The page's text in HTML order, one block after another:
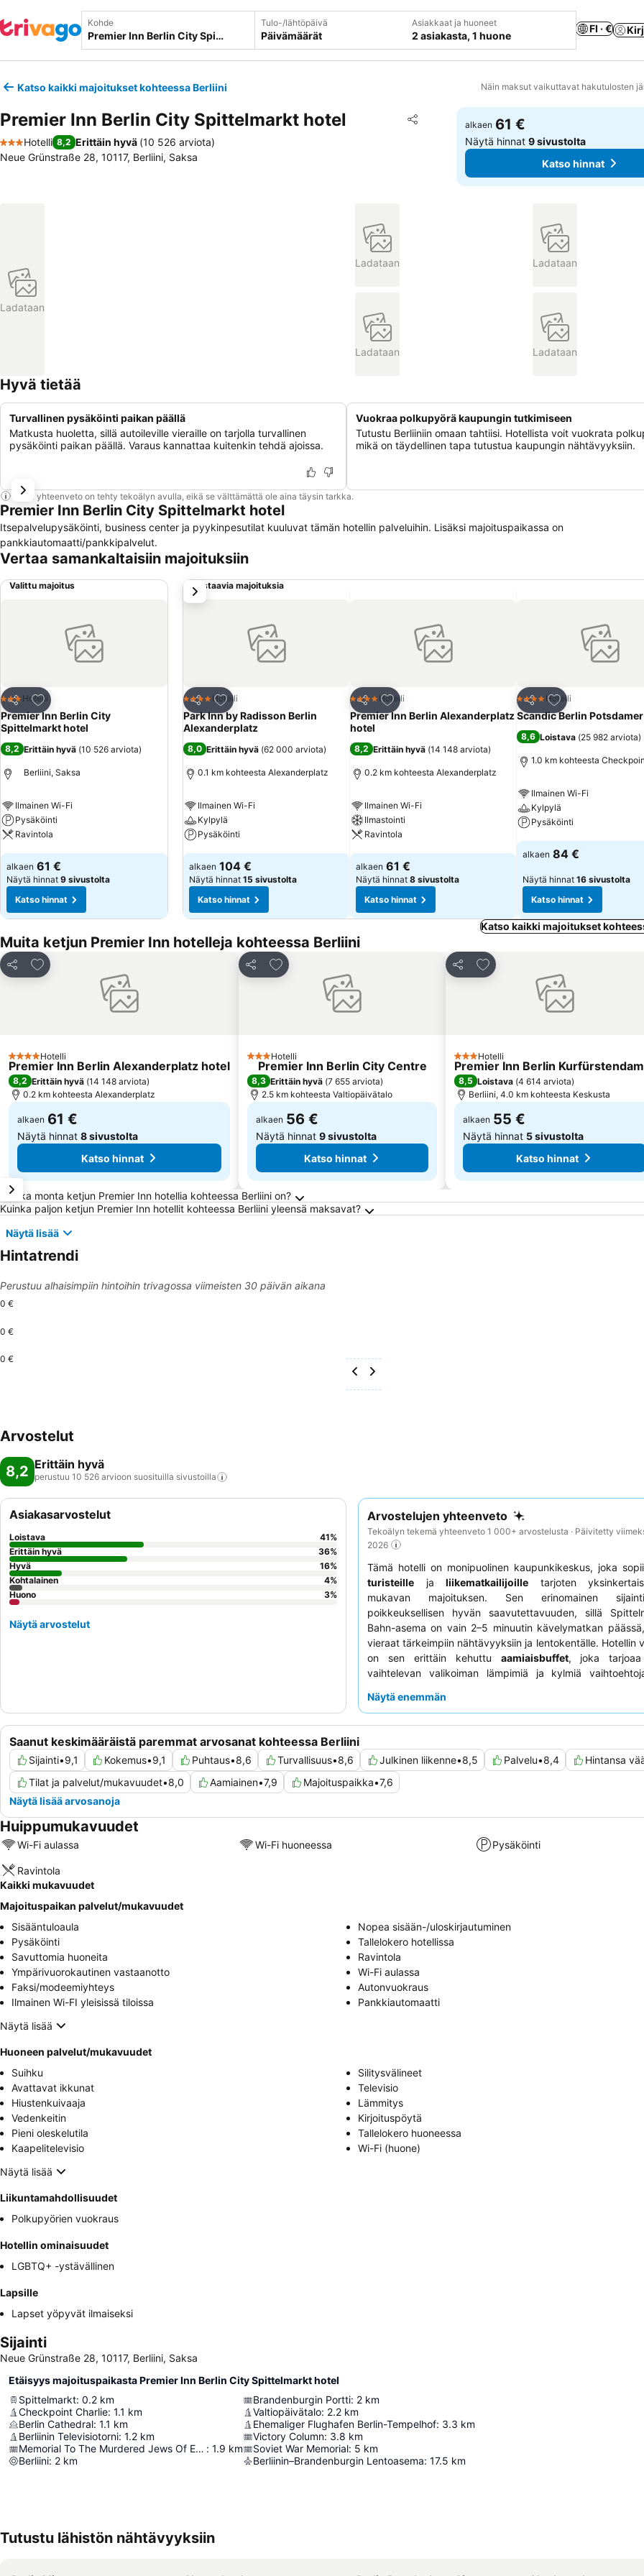
Kohde Tulo-/lähtöpäivä
Päivämäärät
Asiakkaat ja huoneet
2 asiakasta, 1 huone
FI · €
Katso kaikki majoitukset kohteessa Berliini Näin maksut vaikuttavat hakutulosten
Premier Inn Berlin City Spittelmarkt hotel Jaa
Lisää suosikkeihin
3 Tähtiluokitus
Hotelli 8,2 Erittäin hyvä (10 526 arviota)
Neue Grünstraße 28, 10117, Berliini, Saksa
alkaen 61 €
Näytä hinnat9 sivustolta
Katso hinnat
Ladataan
Ladataan Ladataan
Ladataan Ladataan
Hyvä tietää
Turvallinen pysäköinti paikan päällä
Matkusta huoletta, sillä autoileville vieraille on tarjolla turvallinen
pysäköinti paikan päällä. Varaus kannattaa kuitenkin tehdä ajoissa.
Vuokraa polkupyörä kaupungin tutkimiseen
Tutustu Berliiniin omaan tahtiisi. Hotellista voit vuokrata
mikä on täydellinen tapa tutustua kaupungin nähtävyyksiin.
Tämä yhteenveto on tehty tekoälyn avulla, eikä se välttämättä ole aina täysin tarkka.
Premier Inn Berlin City Spittelmarkt hotel
Itsepalvelupysäköinti, business center ja pyykinpesutilat kuuluvat tämän hotellin palveluihin. Lisäksi majoituspaikassa on
pankkiautomaatti/pankkipalvelut.
Vertaa samankaltaisiin majoituksiin
Valittu majoitus
Jaa
Lisää suosikkeihin
3 Tähtiluokitus
Hotelli
Premier Inn Berlin City
Spittelmarkt hotel
8,2 Erittäin hyvä (10 526 arviota)
Berliini, Saksa
Ilmainen Wi-Fi
Pysäköinti
Ravintola
Katso hinnat
alkaen 61 €
Näytä hinnat 9 sivustolta
Katso hinnat
Vastaavia majoituksia
Jaa
Lisää suosikkeihin
4 Tähtiluokitus
Hotelli
Park Inn by Radisson Berlin
Alexanderplatz
8,0 Erittäin hyvä (62 000 arviota)
0.1 km kohteesta Alexanderplatz
Ilmainen Wi-Fi
Kylpylä
Pysäköinti
Katso hinnat
alkaen 104 €
Näytä hinnat 15 sivustolta
Katso hinnat
Jaa
Lisää suosikkeihin
4 Tähtiluokitus
Hotelli
Premier Inn Berlin Alexanderplatz
hotel
8,2 Erittäin hyvä (14 148 arviota)
0.2 km kohteesta Alexanderplatz
Ilmainen Wi-Fi
Ilmastointi
Ravintola
Katso hinnat
alkaen 61 €
Näytä hinnat 8 sivustolta
Katso hinnat
Jaa
Lisää suosikkeihin
4 Tähtiluokitus
Hotelli
Scandic Berlin
8,6 Loistava (25 982 arviota)
1.0 km kohteesta
Ilmainen Wi-Fi
Kylpylä
Pysäköinti
Katso hinnat
alkaen 84 €
Näytä hinnat 16 sivustolta
Katso hinnat
seuraava
Katso kaikki majoitukset
Muita ketjun Premier Inn hotelleja kohteessa Berliini
Jaa
Lisää suosikkeihin
4 Tähtiluokitus
Hotelli
Premier Inn Berlin Alexanderplatz hotel
8,2 Erittäin hyvä (14 148 arviota)
0.2 km kohteesta Alexanderplatz
alkaen 61 €
Näytä hinnat 8 sivustolta
Katso hinnat
Jaa
Lisää suosikkeihin
3 Tähtiluokitus
Hotelli
Premier Inn Berlin City Centre
8,3 Erittäin hyvä (7 655 arviota)
2.5 km kohteesta Valtiopäivätalo
alkaen 56 €
Näytä hinnat 9 sivustolta
Katso hinnat
Jaa
Lisää suosikkeihin
3 Tähtiluokitus
Hotelli
Premier Inn Berlin
8,5 Loistava (4 614 arviota)
Berliini, 4.0 km kohteesta Keskusta
alkaen 55 €
Näytä hinnat 5 sivustolta
Katso hinnat
Usein kysytyt kysymykset kohteesta Berliini
Kuinka monta ketjun Premier Inn hotellia kohteessa Berliini on?
Kuinka paljon ketjun Premier Inn hotellit kohteessa Berliini yleensä maksavat?
Näytä lisää
Hintatrendi
Perustuu alhaisimpiin hintoihin trivagossa viimeisten 30 päivän aikana
0 €
0 €
0 €
Arvostelut
8,2 Erittäin hyvä
perustuu 10 526 arvioon suosituilla sivustoilla
Arvostelujen yhteenveto
Tekoälyn tekemä yhteenveto 1 000+ arvostelusta · Päivitetty
2026
Tämä hotelli on monipuolinen kaupunkikeskus, joka
turisteille jaliikematkailijoille tarjoten
mukavan majoituksen. Sen erinomainen
poikkeuksellisen hyvän saavutettavuuden, sillä
Bahn-asema on vain 2–5 minuutin kävelymatkan
vieraat tärkeimpiin nähtävyyksiin ja lentokentälle. Hotellin
on sen erittäin kehuttu aamiaisbuffet, joka
vaihtelevan valikoiman lämpimiä ja kylmiä
poikkeuksellista ystävällisyyttä ja avuliaisuutta,
huonetta puutarhan puolelta.
Näytä enemmän
Saanut keskimääräistä paremmat arvosanat kohteessa Berliini
Sijainti•9,1 Kokemus•9,1 Puhtaus•8,6 Turvallisuus•8,6 Julkinen liikenne•8,5 Palvelu•8,4 Hintansa
Tilat ja palvelut/mukavuudet•8,0 Aamiainen•7,9 Majoituspaikka•7,6
Näytä lisää arvosanoja
Asiakasarvostelut
Loistava 41%
Erittäin hyvä
36%
Hyvä
16%
Kohtalainen
4%
Huono
3%
Näytä arvostelut
Huippumukavuudet
Wi-Fi aulassa Wi-Fi huoneessa Pysäköinti
Ravintola
Kaikki mukavuudet
Majoituspaikan palvelut/mukavuudet
Sisääntuloaula
Nopea sisään-/uloskirjautuminen
Pysäköinti
Tallelokero hotellissa
Savuttomia huoneita
Ravintola
Ympärivuorokautinen vastaanotto
Wi-Fi aulassa
Faksi/modeemiyhteys
Autonvuokraus
Ilmainen Wi-FI yleisissä tiloissa
Pankkiautomaatti
Näytä lisää
Huoneen palvelut/mukavuudet
Suihku
Silitysvälineet
Avattavat ikkunat
Televisio
Hiustenkuivaaja
Lämmitys
Vedenkeitin
Kirjoituspöytä
Pieni oleskelutila
Tallelokero huoneessa
Kaapelitelevisio
Wi-Fi (huone)
Näytä lisää
Liikuntamahdollisuudet
Polkupyörien vuokraus
Hotellin ominaisuudet
LGBTQ+ -ystävällinen
Lapsille
Lapset yöpyvät ilmaiseksi
Sijainti
Neue Grünstraße 28, 10117, Berliini, Saksa
Etäisyys majoituspaikasta Premier Inn Berlin City Spittelmarkt hotel
Spittelmarkt: 0.2 km
Checkpoint Charlie: 1.1 km
Berlin Cathedral: 1.1 km
Berliinin Televisiotorni: 1.2 km
Memorial To The Murdered Jews Of Europe : 1.9 km
Berliini: 2 km
Brandenburgin Portti: 2 km
Valtiopäivätalo: 2.2 km
Ehemaliger Flughafen Berlin-Tempelhof: 3.3 km
Victory Column: 3.8 km
Soviet War Memorial: 5 km
Berliinin–Brandenburgin Lentoasema: 17.5 km
Tutustu lähistön nähtävyyksiin